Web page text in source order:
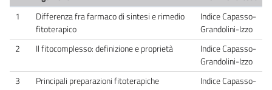
1
Differenza fra farmaco di sintesi e rimedio
fitoterapico
Indice Capasso-
Grandolini-Izzo
2
Il fitocomplesso: definizione e proprietà
Indice Capasso-
Grandolini-Izzo
3
Principali preparazioni fitoterapiche
Indice Capasso-